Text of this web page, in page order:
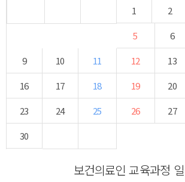
1 2
5
6
9
10 11 12 13
16
17 18 19 20
23
24 25 26 27
30
보건의료인 교육과정